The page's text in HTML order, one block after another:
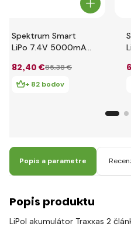
Spektrum Smart
LiPo 7.4V 5000mAh
82,40 €85,38 €
+ 82 bodov
Popis a parametre
Popis produktu
LiPol akumulátor Traxxas 2